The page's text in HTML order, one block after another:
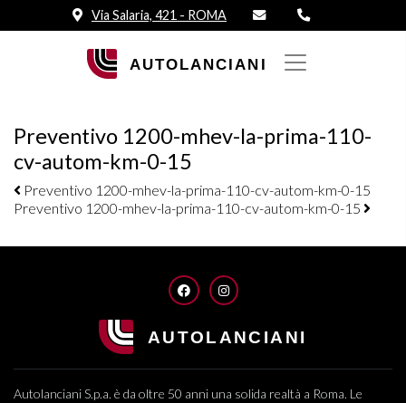
Via Salaria, 421 - ROMA
Preventivo 1200-mhev-la-prima-110-
cv-autom-km-0-15
Navigazione elementi
Preventivo 1200-mhev-la-prima-110-cv-autom-km-0-15
Preventivo 1200-mhev-la-prima-110-cv-autom-km-0-15
FACEBOOKINSTAGRAM
Autolanciani S.p.a. è da oltre 50 anni una solida realtà a Roma. Le